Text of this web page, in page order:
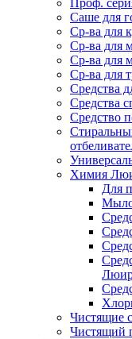
Проф.
Саше для
Ср-ва для
Ср-ва для
Ср-ва для
Ср-ва для
Средства
Средства
Средство
Химия
Для
Чистящие
Чистящий